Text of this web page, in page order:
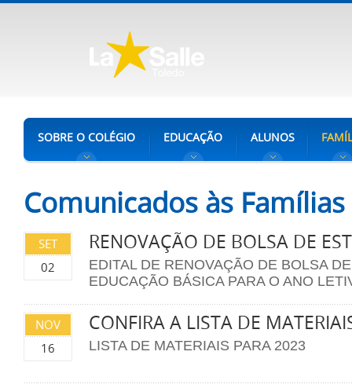
SOBRE O COLÉGIO EDUCAÇÃO ALUNOS
Comunicados às Famílias
SET
02
RENOVAÇÃO DE BOLSA DE
EDITAL DE RENOVAÇÃO DE BOLSA
EDUCAÇÃO BÁSICA PARA O ANO
NOV
16
CONFIRA A LISTA DE
LISTA DE MATERIAIS PARA 2023